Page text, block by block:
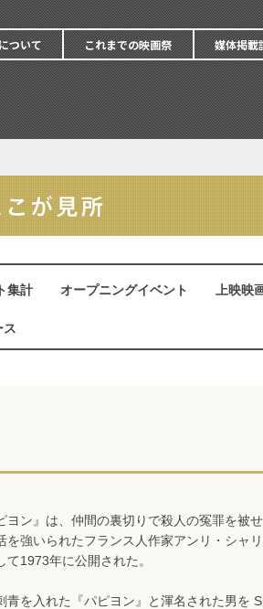
ついて これまでの映画祭 媒体掲載
集計 オープニングイベント 上映映
ス
ヨン』は、仲間の裏切りで殺人の冤罪を被
を強いられたフランス人作家アンリ・シャ
て1973年に公開された。
青を入れた『パピヨン』と渾名された男を